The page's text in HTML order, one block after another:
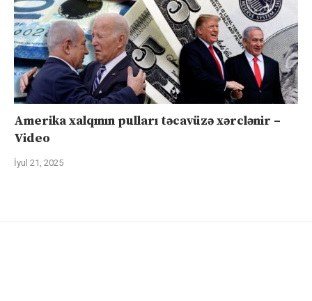
Amerika xalqının pulları təcavüzə xərclənir –
Video
İyul 21, 2025